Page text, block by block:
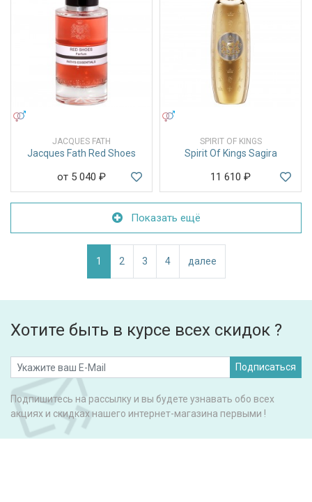
JACQUES FATH
Jacques Fath Red Shoes
от 5 040 ₽
SPIRIT OF KINGS
Spirit Of Kings Sagira
11 610 ₽
Показать ещё
1 2 3 4 далее
Хотите быть в курсе всех скидок ?
Подписаться
Подпишитесь на рассылку и вы будете узнавать обо всех
акциях и скидках нашего интернет-магазина первыми !